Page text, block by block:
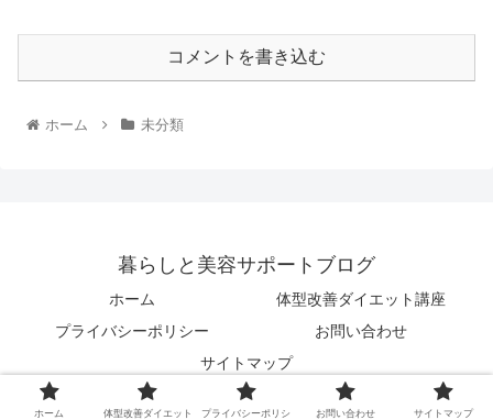
コメントを書き込む
ホーム 未分類
暮らしと美容サポートブログ
ホーム
体型改善ダイエット講座
プライバシーポリシー
お問い合わせ
サイトマップ
© 2022 暮らしと美容サポートブログ.
ホーム 体型改善ダイエット プライバシーポリシ お問い合わせ サイトマップ